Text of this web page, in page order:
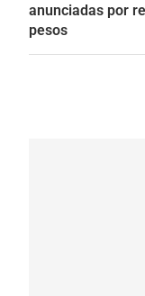
anunciadas por
pesos